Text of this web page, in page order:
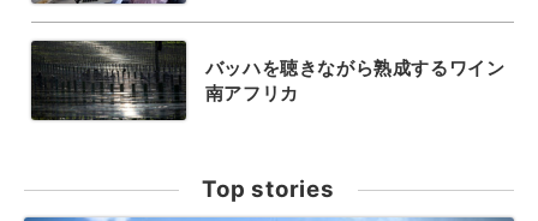
バッハを聴きながら熟成するワイン
南アフリカ
Top stories